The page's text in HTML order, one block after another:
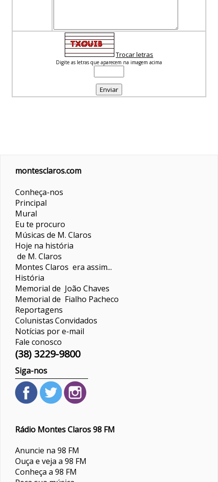
Trocar letras
Digite as letras que aparecem na imagem acima
montesclaros.com
Conheça-nos
Principal
Mural
Eu te procuro
Músicas de M. Claros
Hoje na história
de M. Claros
Montes Claros era assim...
História
Memorial de João Chaves
Memorial de Fialho Pacheco
Reportagens
ColunistasConvidados
Notícias por e-mail
Fale conosco
(38) 3229-9800
Siga-nos
Rádio Montes Claros 98 FM
Anuncie na 98 FM
Ouça e veja a 98 FM
Conheça a 98 FM